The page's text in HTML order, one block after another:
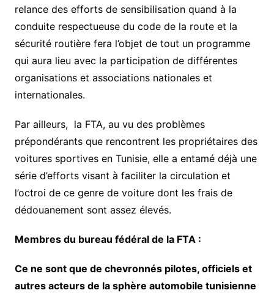
relance des efforts de sensibilisation quand à la
conduite respectueuse du code de la route et la
sécurité routière fera l’objet de tout un programme
qui aura lieu avec la participation de différentes
organisations et associations nationales et
internationales.
Par ailleurs, la FTA, au vu des problèmes
prépondérants que rencontrent les propriétaires des
voitures sportives en Tunisie, elle a entamé déjà une
série d’efforts visant à faciliter la circulation et
l’octroi de ce genre de voiture dont les frais de
dédouanement sont assez élevés.
Membres du bureau fédéral de la FTA :
Ce ne sont que de chevronnés pilotes, officiels et
autres acteurs de la sphère automobile tunisienne